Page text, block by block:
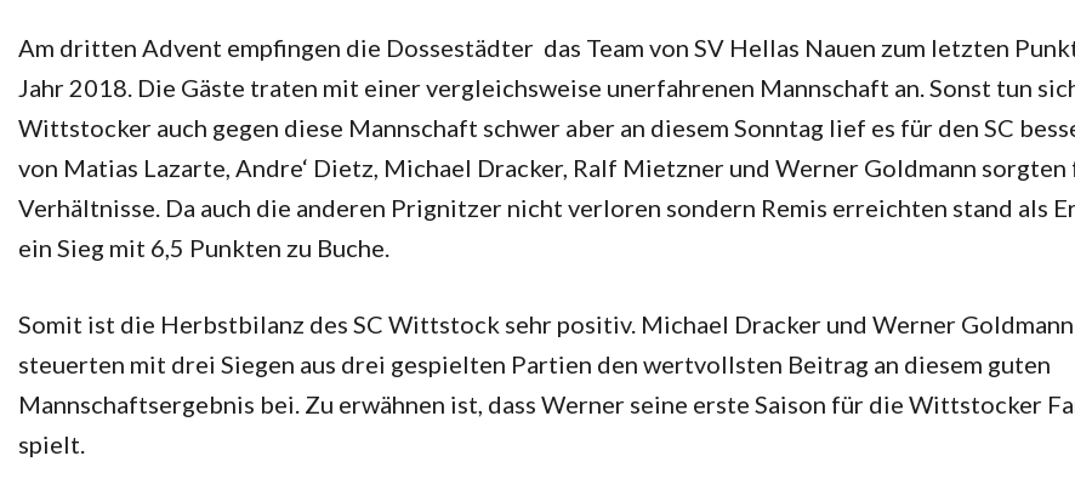
Am dritten Advent empfingen die Dossestädter das Team von SV Hellas Nauen zum letzten
Jahr 2018. Die Gäste traten mit einer vergleichsweise unerfahrenen Mannschaft an. Sonst tun
Wittstocker auch gegen diese Mannschaft schwer aber an diesem Sonntag lief es für den SC
von Matias Lazarte, Andre‘ Dietz, Michael Dracker, Ralf Mietzner und Werner Goldmann
Verhältnisse. Da auch die anderen Prignitzer nicht verloren sondern Remis erreichten stand als
ein Sieg mit 6,5 Punkten zu Buche.
Somit ist die Herbstbilanz des SC Wittstock sehr positiv. Michael Dracker und Werner Goldmann
steuerten mit drei Siegen aus drei gespielten Partien den wertvollsten Beitrag an diesem guten
Mannschaftsergebnis bei. Zu erwähnen ist, dass Werner seine erste Saison für die Wittstocker
spielt.